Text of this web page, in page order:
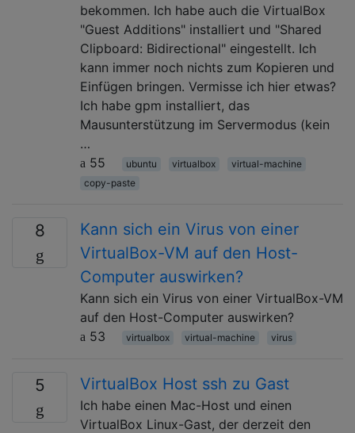
bekommen. Ich habe auch die VirtualBox
"Guest Additions" installiert und "Shared
Clipboard: Bidirectional" eingestellt. Ich
kann immer noch nichts zum Kopieren und
Einfügen bringen. Vermisse ich hier etwas?
Ich habe gpm installiert, das
Mausunterstützung im Servermodus (kein
…
55
ubuntu virtualbox
virtual-machine
copy-paste
8
Kann sich ein Virus von einer
VirtualBox-VM auf den Host-
Computer auswirken?
Kann sich ein Virus von einer VirtualBox-VM
auf den Host-Computer auswirken?
53
virtualbox virtual-machine virus
5 VirtualBox Host ssh zu Gast
Ich habe einen Mac-Host und einen
VirtualBox Linux-Gast, der derzeit den